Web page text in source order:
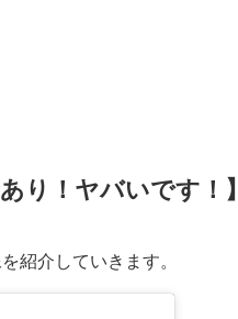
り！ヤバいです！】
紹介していきます。